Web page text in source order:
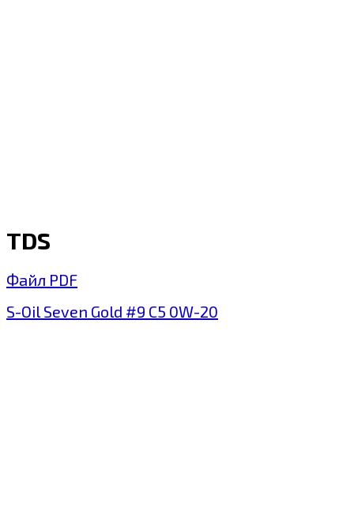
TDS
Файл PDF
S-Oil Seven Gold #9 C5 0W-20